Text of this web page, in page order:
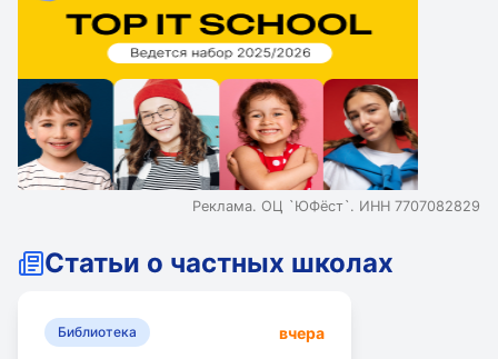
Реклама. ОЦ `ЮФёст`. ИНН 7707082829
Статьи о частных школах
Библиотека вчера